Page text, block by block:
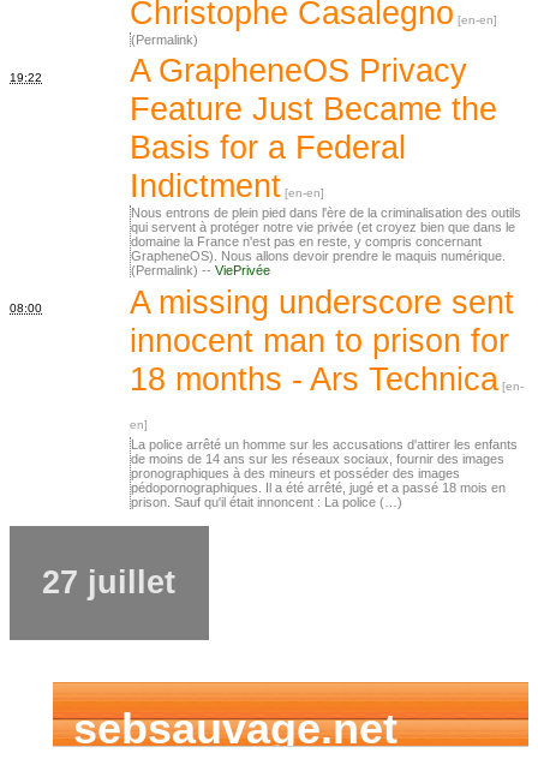
Christophe Casalegno
(Permalink)
19:22
A GrapheneOS Privacy
Feature Just Became the
Basis for a Federal
Indictment
Nous entrons de plein pied dans l'ère de la criminalisation des outils
qui servent à protéger notre vie privée (et croyez bien que dans le
domaine la France n'est pas en reste, y compris concernant
GrapheneOS). Nous allons devoir prendre le maquis numérique.
(Permalink) -- ViePrivée
08:00
A missing underscore sent
innocent man to prison for
18 months - Ars Technica
La police arrêté un homme sur les accusations d'attirer les enfants
de moins de 14 ans sur les réseaux sociaux, fournir des images
pronographiques à des mineurs et posséder des images
pédopornographiques. Il a été arrêté, jugé et a passé 18 mois en
prison. Sauf qu'il était innoncent : La police (…)
27 juillet
sebsauvage.net